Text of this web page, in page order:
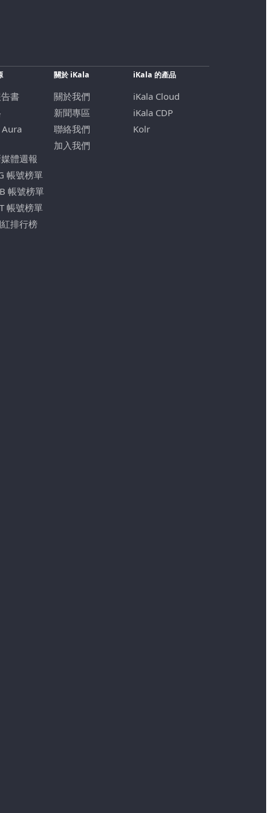
書
體週報
帳號榜單
帳號榜單
帳號榜單
排行榜
關於 iKala
關於我們
新聞專區
聯絡我們
加入我們
iKala 的產品
iKala Cloud
iKala CDP
Kolr